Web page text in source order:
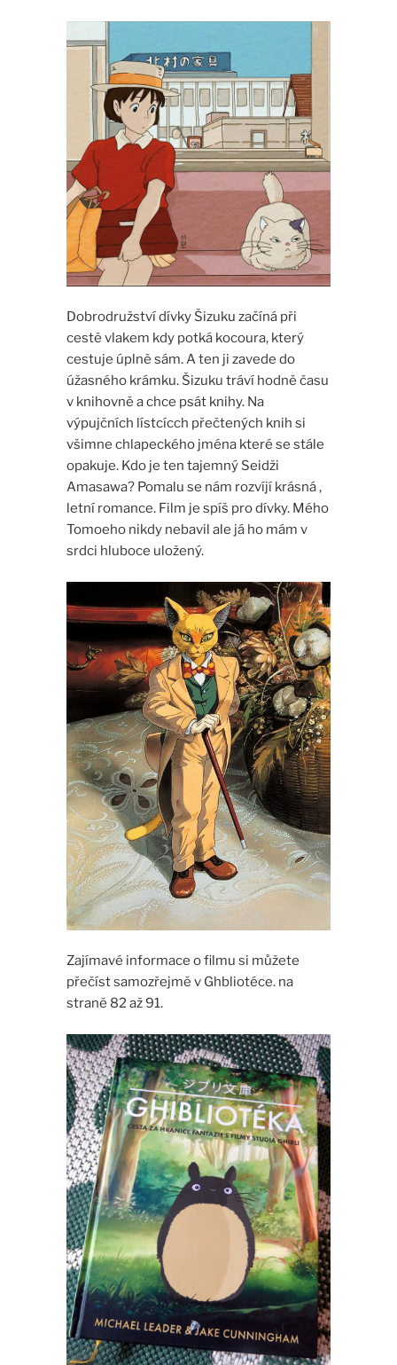
Dobrodružství dívky Šizuku začíná při
cestě vlakem kdy potká kocoura, který
cestuje úplně sám. A ten ji zavede do
úžasného krámku. Šizuku tráví hodně času
v knihovně a chce psát knihy. Na
výpujčních lístcícch přečtených knih si
všimne chlapeckého jména které se stále
opakuje. Kdo je ten tajemný Seidži
Amasawa? Pomalu se nám rozvíjí krásná ,
letní romance. Film je spíš pro dívky. Mého
Tomoeho nikdy nebavil ale já ho mám v
srdci hluboce uložený.
Zajímavé informace o filmu si můžete
přečíst samozřejmě v Ghbliotéce. na
straně 82 až 91.